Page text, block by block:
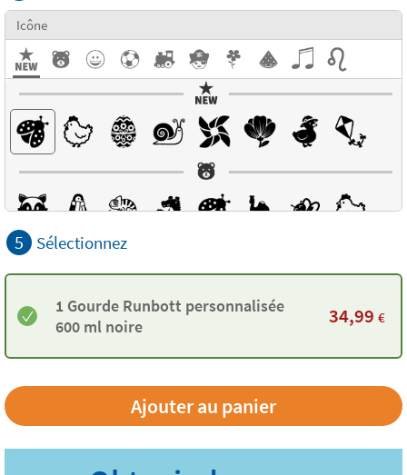
Icône
5 Sélectionnez
1 Gourde Runbott personnalisée
600 ml noire
34,99 €